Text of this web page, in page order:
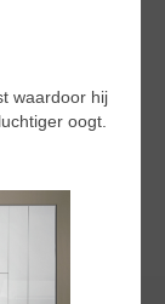
waardoor hij
oogt.